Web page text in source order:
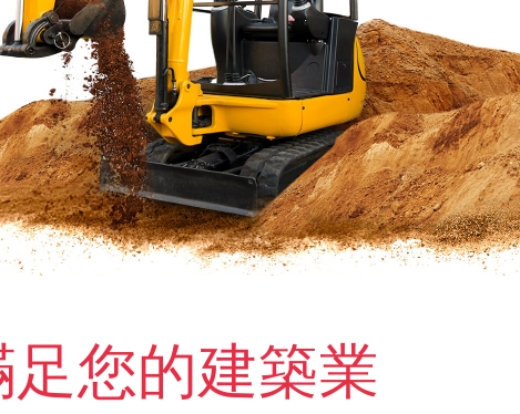
您的建築業